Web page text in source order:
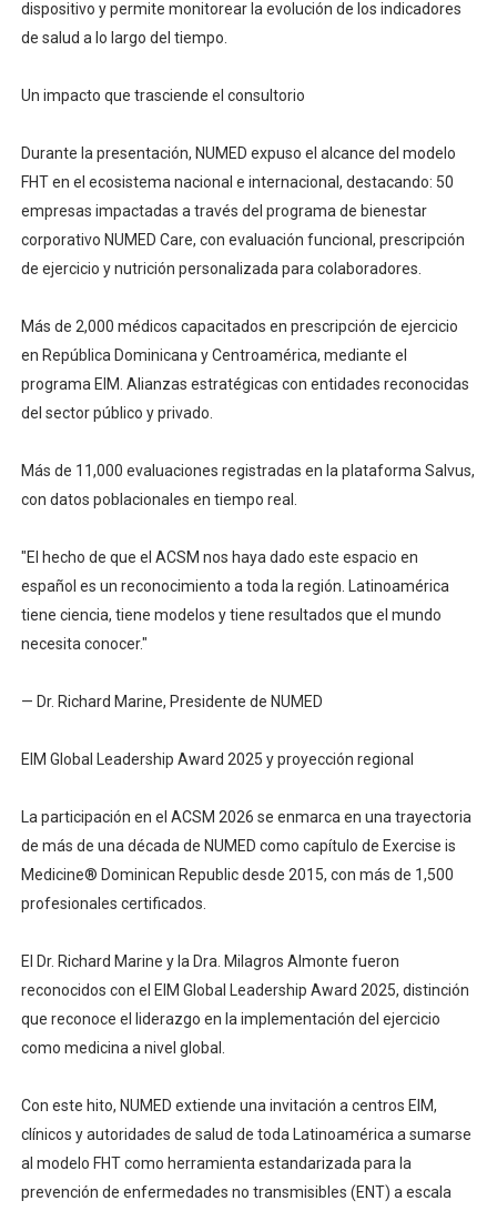
dispositivo y permite monitorear la evolución de los indicadores
de salud a lo largo del tiempo.
Un impacto que trasciende el consultorio
Durante la presentación, NUMED expuso el alcance del modelo
FHT en el ecosistema nacional e internacional, destacando: 50
empresas impactadas a través del programa de bienestar
corporativo NUMED Care, con evaluación funcional, prescripción
de ejercicio y nutrición personalizada para colaboradores.
Más de 2,000 médicos capacitados en prescripción de ejercicio
en República Dominicana y Centroamérica, mediante el
programa EIM. Alianzas estratégicas con entidades reconocidas
del sector público y privado.
Más de 11,000 evaluaciones registradas en la plataforma Salvus,
con datos poblacionales en tiempo real.
"El hecho de que el ACSM nos haya dado este espacio en
español es un reconocimiento a toda la región. Latinoamérica
tiene ciencia, tiene modelos y tiene resultados que el mundo
necesita conocer."
— Dr. Richard Marine, Presidente de NUMED
EIM Global Leadership Award 2025 y proyección regional
La participación en el ACSM 2026 se enmarca en una trayectoria
de más de una década de NUMED como capítulo de Exercise is
Medicine®️ Dominican Republic desde 2015, con más de 1,500
profesionales certificados.
El Dr. Richard Marine y la Dra. Milagros Almonte fueron
reconocidos con el EIM Global Leadership Award 2025, distinción
que reconoce el liderazgo en la implementación del ejercicio
como medicina a nivel global.
Con este hito, NUMED extiende una invitación a centros EIM,
clínicos y autoridades de salud de toda Latinoamérica a sumarse
al modelo FHT como herramienta estandarizada para la
prevención de enfermedades no transmisibles (ENT) a escala